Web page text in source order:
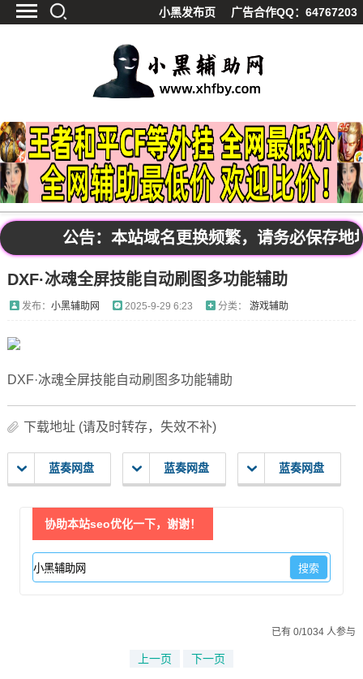
小黑发布页 广告合作QQ：64767203
精品软件
源码分享
资源宝库
影视解析
站内公告
公告：本站域名更换频繁，请务必保存
DXF·冰魂全屏技能自动刷图多功能辅助
发布： 小黑辅助网 2025-9-29 6:23 分类： 游戏辅助
DXF·冰魂全屏技能自动刷图多功能辅助
下载地址 (请及时转存，失效不补)
蓝奏网盘 蓝奏网盘 蓝奏网盘
协助本站seo优化一下，谢谢！
已有 0/1034 人参与
上一页 下一页